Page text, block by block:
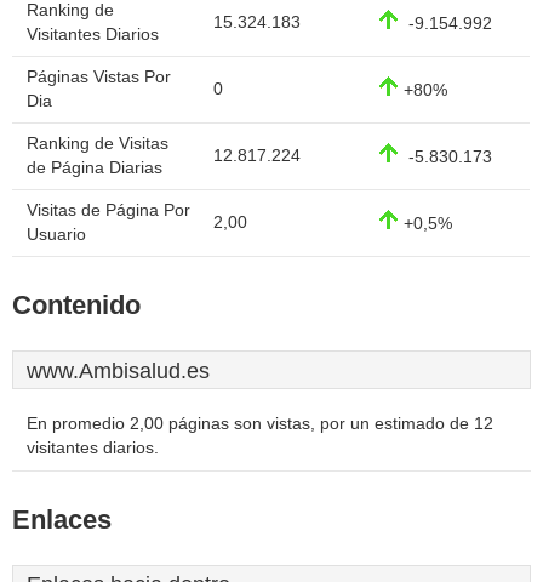
Ranking de
Visitantes Diarios
15.324.183 -9.154.992
Páginas Vistas Por
Dia
0 +80%
Ranking de Visitas
de Página Diarias
12.817.224 -5.830.173
Visitas de Página Por
Usuario
2,00 +0,5%
Contenido
www.Ambisalud.es
En promedio 2,00 páginas son vistas, por un estimado de 12
visitantes diarios.
Enlaces